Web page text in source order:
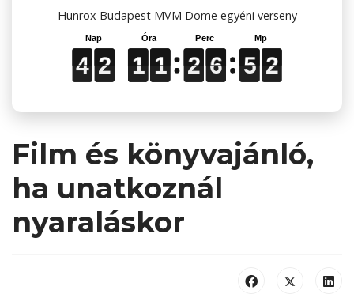
Hunrox Budapest MVM Dome egyéni verseny
4
4
4
4 2
2
2
2 1
1
1
1 1
1
1
1 2
2
2
2 6
6
6
6 5
5
5
5 1
2
1
2
Film és könyvajánló,
ha unatkoznál
nyaraláskor